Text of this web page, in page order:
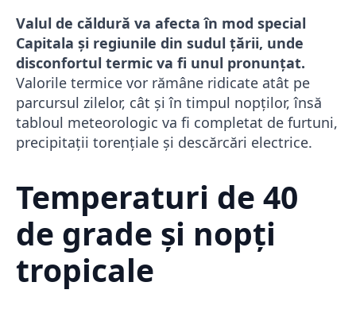
Valul de căldură va afecta în mod special
Capitala și regiunile din sudul țării, unde
disconfortul termic va fi unul pronunțat.
Valorile termice vor rămâne ridicate atât pe
parcursul zilelor, cât și în timpul nopților, însă
tabloul meteorologic va fi completat de furtuni,
precipitații torențiale și descărcări electrice.
Temperaturi de 40
de grade și nopți
tropicale